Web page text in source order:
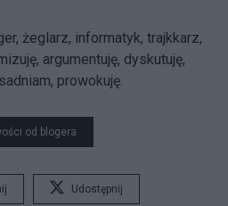
żeglarz, informatyk, trajkkarz,
argumentuję, dyskutuję,
prowokuję.
od blogera
Udostępnij